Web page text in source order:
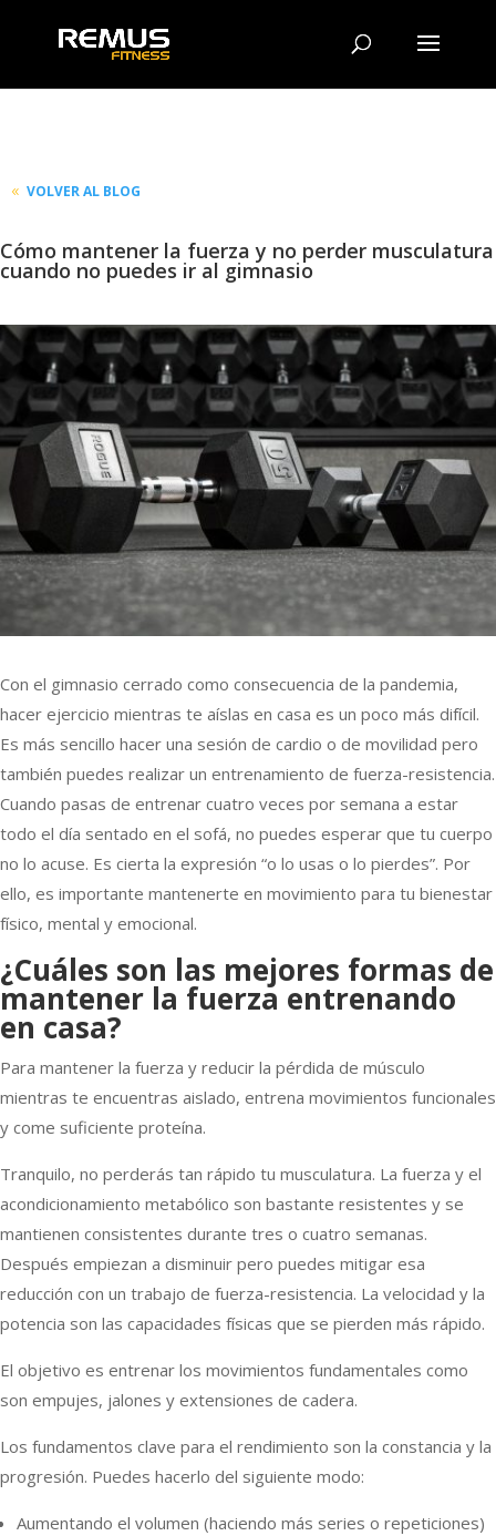
VOLVER AL BLOG
Cómo mantener la fuerza y no perder musculatura
cuando no puedes ir al gimnasio
Con el gimnasio cerrado como consecuencia de la pandemia,
hacer ejercicio mientras te aíslas en casa es un poco más difícil.
Es más sencillo hacer una sesión de cardio o de movilidad pero
también puedes realizar un entrenamiento de fuerza-resistencia.
Cuando pasas de entrenar cuatro veces por semana a estar
todo el día sentado en el sofá, no puedes esperar que tu cuerpo
no lo acuse. Es cierta la expresión “o lo usas o lo pierdes”. Por
ello, es importante mantenerte en movimiento para tu bienestar
físico, mental y emocional.
¿Cuáles son las mejores formas de
mantener la fuerza entrenando
en casa?
Para mantener la fuerza y reducir la pérdida de músculo
mientras te encuentras aislado, entrena movimientos funcionales
y come suficiente proteína.
Tranquilo, no perderás tan rápido tu musculatura. La fuerza y el
acondicionamiento metabólico son bastante resistentes y se
mantienen consistentes durante tres o cuatro semanas.
Después empiezan a disminuir pero puedes mitigar esa
reducción con un trabajo de fuerza-resistencia. La velocidad y la
potencia son las capacidades físicas que se pierden más rápido.
El objetivo es entrenar los movimientos fundamentales como
son empujes, jalones y extensiones de cadera.
Los fundamentos clave para el rendimiento son la constancia y la
progresión. Puedes hacerlo del siguiente modo:
Aumentando el volumen (haciendo más series o repeticiones)